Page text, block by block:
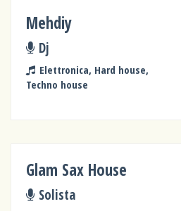
Mehdiy
Dj
Elettronica, Hard house,
Techno house
Glam Sax House
Solista